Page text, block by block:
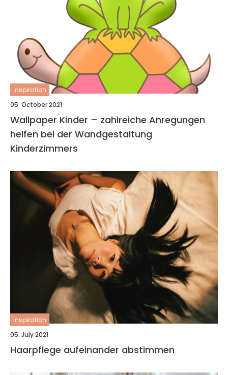
inspiration
05. October 2021
Wallpaper Kinder – zahlreiche Anregungen
helfen bei der Wandgestaltung
Kinderzimmers
inspiration
05. July 2021
Haarpflege aufeinander abstimmen